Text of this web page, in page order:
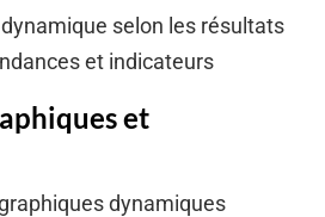
selon les résultats
et indicateurs
et
dynamiques